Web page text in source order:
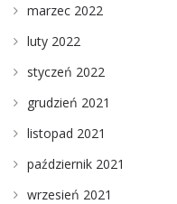
marzec 2022
luty 2022
styczeń 2022
grudzień 2021
listopad 2021
październik 2021
wrzesień 2021